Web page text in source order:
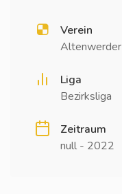
Verein
Altenwerder
Liga
Bezirksliga
Zeitraum
null - 2022